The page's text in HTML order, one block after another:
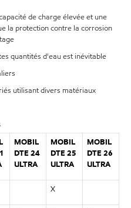
de charge élevée et une
la protection contre la corrosion
quantités d'eau est inévitable
utilisant divers matériaux
MOBIL
DTE 24
ULTRA
MOBIL
DTE 25
ULTRA
MOBIL
DTE 26
ULTRA
X